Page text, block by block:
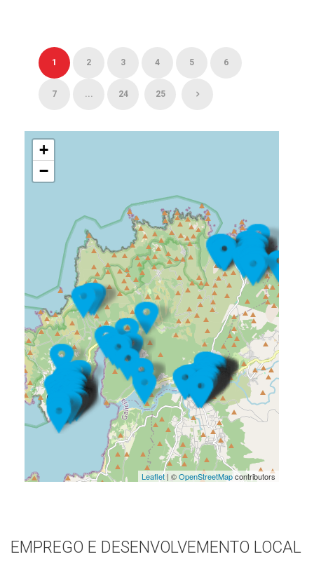
1 2 3 4 5 6
7 ... 24 25
+
−
Leaflet| ©OpenStreetMapcontributors
EMPREGO E DESENVOLVEMENTO LOCAL